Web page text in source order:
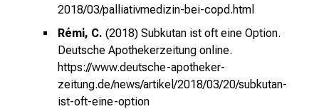
2018/03/palliativmedizin-bei-copd.html
Rémi, C. (2018) Subkutan ist oft eine Option.
Deutsche Apothekerzeitung online.
https://www.deutsche-apotheker-
zeitung.de/news/artikel/2018/03/20/subkutan-
ist-oft-eine-option